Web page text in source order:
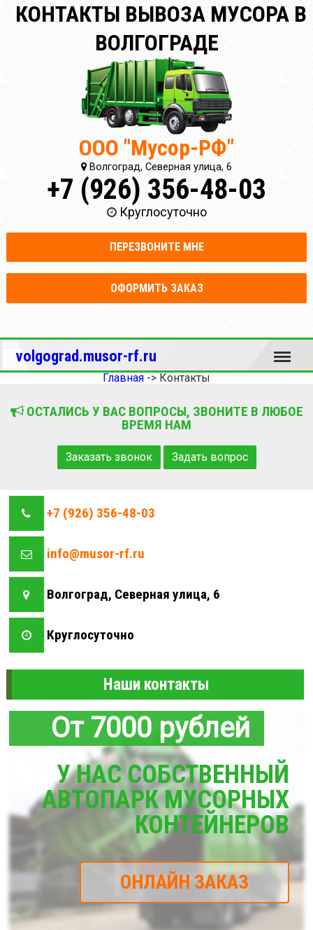
КОНТАКТЫ ВЫВОЗА МУСОРА В
ВОЛГОГРАДЕ
ООО "Мусор-РФ"
Волгоград, Северная улица, 6
+7 (926) 356-48-03
Круглосуточно
ПЕРЕЗВОНИТЕ МНЕ
ОФОРМИТЬ ЗАКАЗ
volgograd.musor-rf.ru Меню
Главная -> Контакты
ОСТАЛИСЬ У ВАС ВОПРОСЫ, ЗВОНИТЕ В ЛЮБОЕ
ВРЕМЯ НАМ
Заказать звонок Задать вопрос
+7 (926) 356-48-03
info@musor-rf.ru
Волгоград, Северная улица, 6
Круглосуточно
Наши контакты
От 7000 рублей
У НАС СОБСТВЕННЫЙ
АВТОПАРК МУСОРНЫХ
КОНТЕЙНЕРОВ
ОНЛАЙН ЗАКАЗ